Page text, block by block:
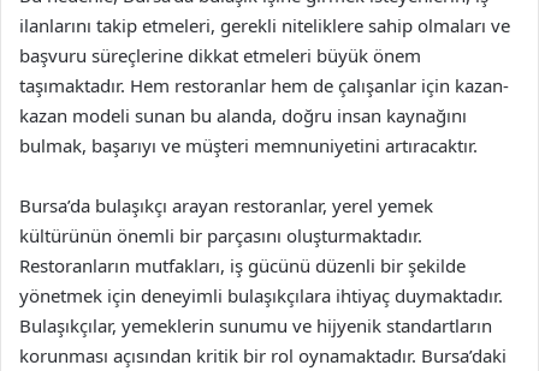
ilanlarını takip etmeleri, gerekli niteliklere sahip olmaları ve
başvuru süreçlerine dikkat etmeleri büyük önem
taşımaktadır. Hem restoranlar hem de çalışanlar için kazan-
kazan modeli sunan bu alanda, doğru insan kaynağını
bulmak, başarıyı ve müşteri memnuniyetini artıracaktır.
Bursa’da bulaşıkçı arayan restoranlar, yerel yemek
kültürünün önemli bir parçasını oluşturmaktadır.
Restoranların mutfakları, iş gücünü düzenli bir şekilde
yönetmek için deneyimli bulaşıkçılara ihtiyaç duymaktadır.
Bulaşıkçılar, yemeklerin sunumu ve hijyenik standartların
korunması açısından kritik bir rol oynamaktadır. Bursa’daki